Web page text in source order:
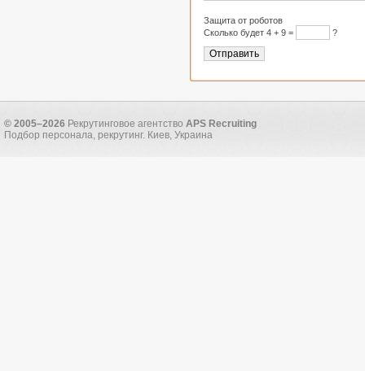
Защита от роботов
Сколько будет 4 + 9 =
?
© 2005–2026 Рекрутинговое агентство APS Recruiting
Подбор персонала, рекрутинг. Киев, Украина